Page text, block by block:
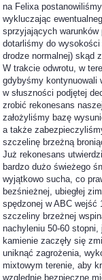
na Felixa
wykluczając
sprzyjających
dotarliśmy do
drodze normalnej) skąd
W trakcie odwrotu, w
gdybyśmy kontynuowali
w słuszności podjętej
zrobić rekonesans
założyliśmy bazę
a także
szczelinę brzeżną
Już rekonesans
bardzo dużo świeżego
wyjątkowo sucha, co
bezśnieżnej, ubiegłej
spędzonej w ABC wejść
szczeliny brzeżnej
nachyleniu 50-60 stopni,
kamienie zaczęły się
uniknąć zagrożenia,
mixtowym terenie, aby
względnie bezpieczne